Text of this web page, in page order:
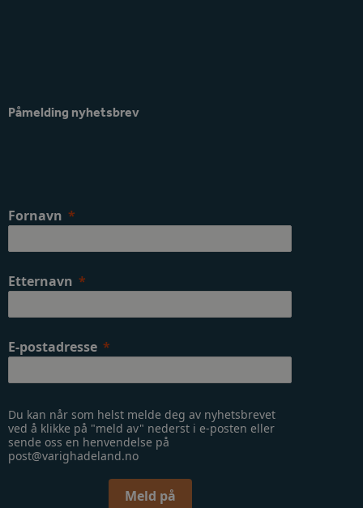
Påmelding nyhetsbrev
Fornavn
Etternavn
E-postadresse
Du kan når som helst melde deg av nyhetsbrevet
ved å klikke på "meld av" nederst i e-posten eller
sende oss en henvendelse på
post@varighadeland.no
Meld på